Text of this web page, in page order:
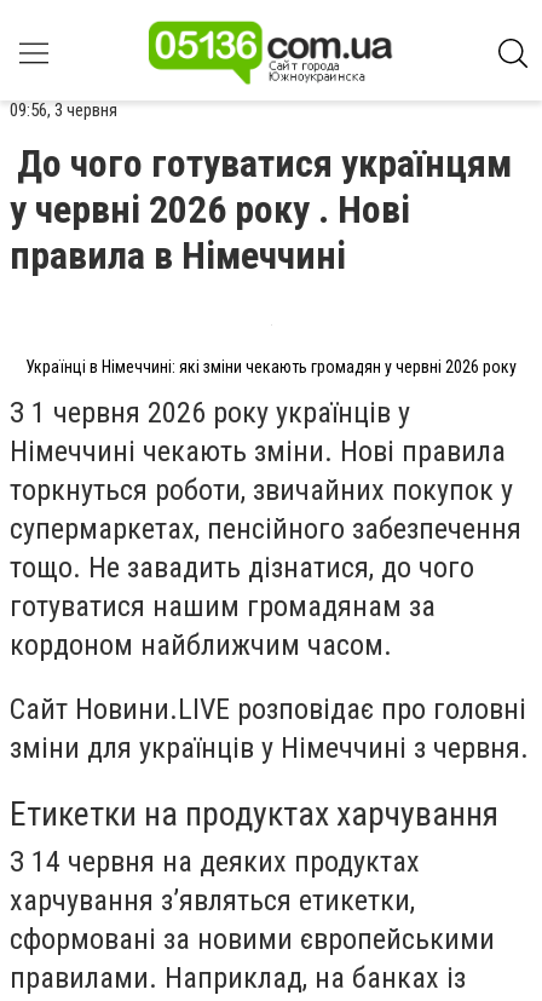
09:56, 3 червня
До чого готуватися українцям
у червні 2026 року . Нові
правила в Німеччині
Українці в Німеччині: які зміни чекають громадян у червні 2026 року
З 1 червня 2026 року українців у
Німеччині чекають зміни. Нові правила
торкнуться роботи, звичайних покупок у
супермаркетах, пенсійного забезпечення
тощо. Не завадить дізнатися, до чого
готуватися нашим громадянам за
кордоном найближчим часом.
Сайт Новини.LIVE розповідає про головні
зміни для українців у Німеччині з червня.
Етикетки на продуктах харчування
З 14 червня на деяких продуктах
харчування з’являться етикетки,
сформовані за новими європейськими
правилами. Наприклад, на банках із